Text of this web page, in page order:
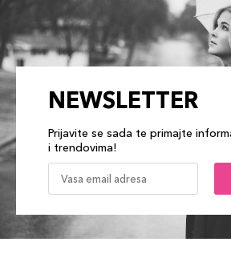
NEWSLETTER
Prijavite se sada te primajte
i trendovima!